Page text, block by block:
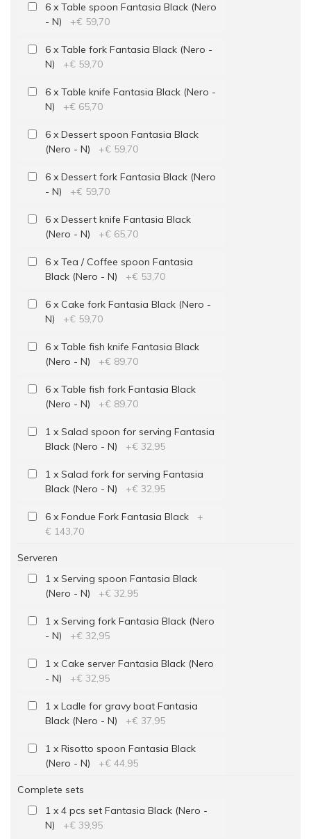
6 x Table spoon Fantasia Black (Nero
- N) +€ 59,70
6 x Table fork Fantasia Black (Nero -
N) +€ 59,70
6 x Table knife Fantasia Black (Nero -
N) +€ 65,70
6 x Dessert spoon Fantasia Black
(Nero - N) +€ 59,70
6 x Dessert fork Fantasia Black (Nero
- N) +€ 59,70
6 x Dessert knife Fantasia Black
(Nero - N) +€ 65,70
6 x Tea / Coffee spoon Fantasia
Black (Nero - N) +€ 53,70
6 x Cake fork Fantasia Black (Nero -
N) +€ 59,70
6 x Table fish knife Fantasia Black
(Nero - N) +€ 89,70
6 x Table fish fork Fantasia Black
(Nero - N) +€ 89,70
1 x Salad spoon for serving Fantasia
Black (Nero - N) +€ 32,95
1 x Salad fork for serving Fantasia
Black (Nero - N) +€ 32,95
6 x Fondue Fork Fantasia Black +
€ 143,70
Serveren
1 x Serving spoon Fantasia Black
(Nero - N) +€ 32,95
1 x Serving fork Fantasia Black (Nero
- N) +€ 32,95
1 x Cake server Fantasia Black (Nero
- N) +€ 32,95
1 x Ladle for gravy boat Fantasia
Black (Nero - N) +€ 37,95
1 x Risotto spoon Fantasia Black
(Nero - N) +€ 44,95
Complete sets
1 x 4 pcs set Fantasia Black (Nero -
N) +€ 39,95